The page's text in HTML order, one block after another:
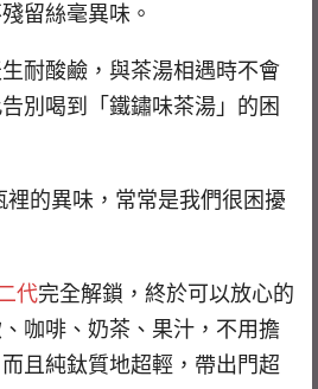
留絲毫異味。
耐酸鹼，與茶湯相遇時不會
別喝到「鐵鏽味茶湯」的困
的異味，常常是我們很困擾
代完全解鎖，終於可以放心的
咖啡、奶茶、果汁，不用擔
且純鈦質地超輕，帶出門超